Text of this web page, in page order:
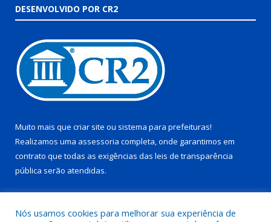
DESENVOLVIDO POR CR2
Muito mais que criar site ou sistema para prefeituras!
Realizamos uma assessoria completa, onde garantimos em
contrato que todas as exigências das leis de transparência
pública serão atendidas.
Nós usamos cookies para melhorar sua experiência de